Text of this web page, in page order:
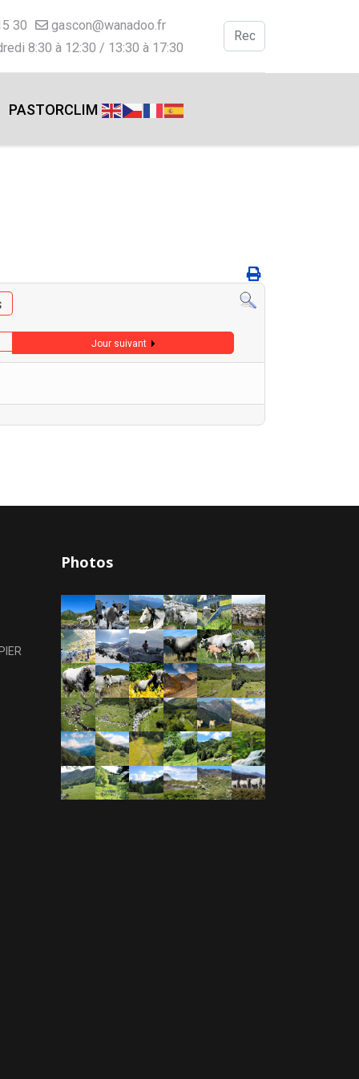
30
gascon@wanadoo.fr
8:30 à 12:30 / 13:30 à 17:30
Valider
PASTORCLIM
Jour suivant
Photos